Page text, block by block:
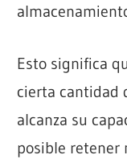
Esto significa
cierta cantidad
alcanza su
posible retener